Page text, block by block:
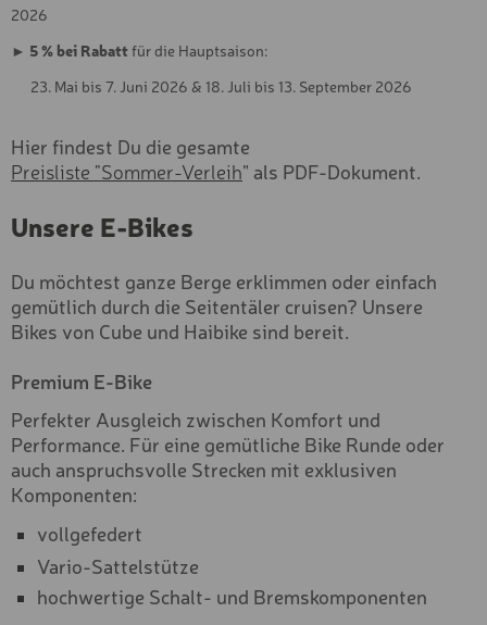
Exclusive
Premium
Kategorie
Sportgeräte
Zubehör & Sicherheit
Skikarten
Services
STARZLACHKLAMM
EINKAUFSGUTSCHEIN
SKI
EXCLUSIV SKI
JUGEND SKI
FREESTYLE SKI
2026
► 5 % bei Rabattfür die Hauptsaison:
23. Mai bis 7. Juni 2026 & 18. Juli bis 13. September 2026
Hier findest Du die gesamte
Preisliste "Sommer-Verleih" als PDF-Dokument.
Unsere E-Bikes
Du möchtest ganze Berge erklimmen oder einfach
gemütlich durch die Seitentäler cruisen? Unsere
Bikes von Cube und Haibike sind bereit.
Premium E-Bike
Perfekter Ausgleich zwischen Komfort und
Performance. Für eine gemütliche Bike Runde oder
auch anspruchsvolle Strecken mit exklusiven
Komponenten:
vollgefedert
Vario-Sattelstütze
hochwertige Schalt- und Bremskomponenten